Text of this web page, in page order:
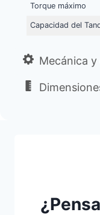
Torque máximo
Capacidad del
Mecánica